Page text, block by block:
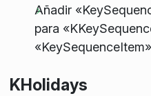
Añadir
para
KHolidays